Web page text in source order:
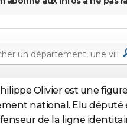
Olivier est une
national. Elu député
de la ligne